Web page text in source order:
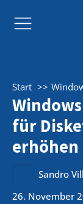
Start
für
erhöhen
Sandro
26. November